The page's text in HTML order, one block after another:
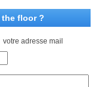
the floor ?
votre adresse mail